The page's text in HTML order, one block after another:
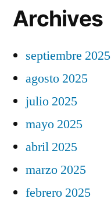
Archives
septiembre 2025
agosto 2025
julio 2025
mayo 2025
abril 2025
marzo 2025
febrero 2025